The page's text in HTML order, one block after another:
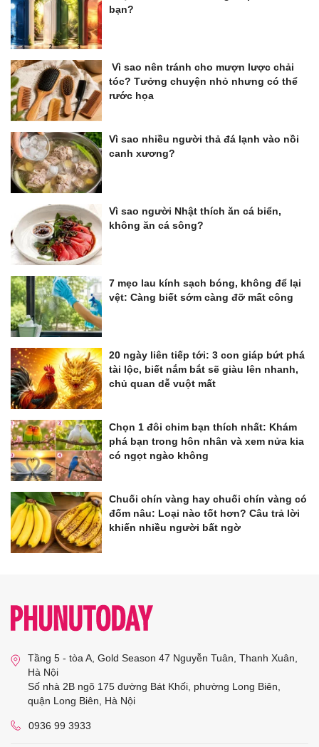
bạn?
Vì sao nên tránh cho mượn lược chải
tóc? Tưởng chuyện nhỏ nhưng có thể
rước họa
Vì sao nhiều người thả đá lạnh vào nồi
canh xương?
Vì sao người Nhật thích ăn cá biển,
không ăn cá sông?
7 mẹo lau kính sạch bóng, không để lại
vệt: Càng biết sớm càng đỡ mất công
20 ngày liên tiếp tới: 3 con giáp bứt phá
tài lộc, biết nắm bắt sẽ giàu lên nhanh,
chủ quan dễ vuột mất
Chọn 1 đôi chim bạn thích nhất: Khám
phá bạn trong hôn nhân và xem nửa kia
có ngọt ngào không
Chuối chín vàng hay chuối chín vàng có
đốm nâu: Loại nào tốt hơn? Câu trả lời
khiến nhiều người bất ngờ
Tầng 5 - tòa A, Gold Season 47 Nguyễn Tuân, Thanh Xuân,
Hà Nội
Số nhà 2B ngõ 175 đường Bát Khối, phường Long Biên,
quận Long Biên, Hà Nội
0936 99 3933